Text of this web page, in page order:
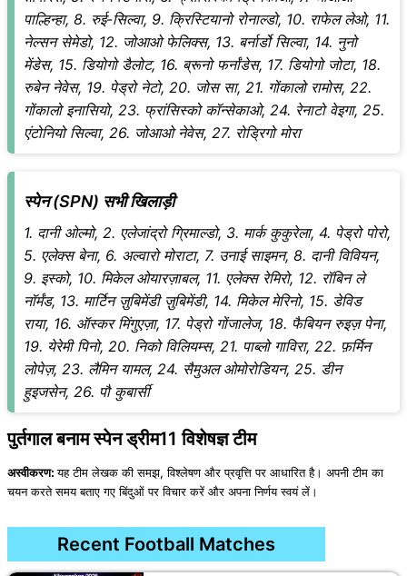
पाल्हिन्हा, 8. रुई-सिल्वा, 9. क्रिस्टियानो रोनाल्डो, 10. राफेल लेओ, 11.
नेल्सन सेमेडो, 12. जोआओ फेलिक्स, 13. बर्नार्डो सिल्वा, 14. नुनो
मेंडेस, 15. डियोगो डैलोट, 16. ब्रूनो फर्नांडेस, 17. डियोगो जोटा, 18.
रुबेन नेवेस, 19. पेड्रो नेटो, 20. जोस सा, 21. गोंकालो रामोस, 22.
गोंकालो इनासियो, 23. फ्रांसिस्को कॉन्सेकाओ, 24. रेनाटो वेइगा, 25.
एंटोनियो सिल्वा, 26. जोआओ नेवेस, 27. रोड्रिगो मोरा
स्पेन (SPN) सभी खिलाड़ी
1. दानी ओल्मो, 2. एलेजांद्रो ग्रिमाल्डो, 3. मार्क कुकुरेला, 4. पेड्रो पोरो,
5. एलेक्स बेना, 6. अल्वारो मोराटा, 7. उनाई साइमन, 8. दानी विवियन,
9. इस्को, 10. मिकेल ओयारज़ाबल, 11. एलेक्स रेमिरो, 12. रॉबिन ले
नॉर्मंड, 13. मार्टिन ज़ुबिमेंडी ज़ुबिमेंडी, 14. मिकेल मेरिनो, 15. डेविड
राया, 16. ऑस्कर मिंगुएज़ा, 17. पेड्रो गोंजालेज, 18. फैबियन रुइज़ पेना,
19. येरेमी पिनो, 20. निको विलियम्स, 21. पाब्लो गाविरा, 22. फ़र्मिन
लोपेज़, 23. लैमिन यामल, 24. सैमुअल ओमोरोडियन, 25. डीन
हुइजसेन, 26. पौ कुबार्सी
पुर्तगाल बनाम स्पेन ड्रीम11 विशेषज्ञ टीम
अस्वीकरण:यह टीम लेखक की समझ, विश्लेषण और प्रवृत्ति पर आधारित है। अपनी टीम का
चयन करते समय बताए गए बिंदुओं पर विचार करें और अपना निर्णय स्वयं लें।
Recent Football Matches